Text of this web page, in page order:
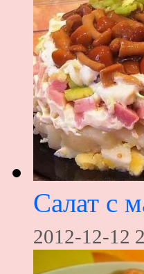
Салат с
2012-12-12